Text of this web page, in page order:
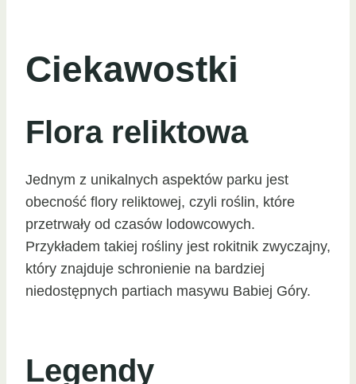
Ciekawostki
Flora reliktowa
Jednym z unikalnych aspektów parku jest
obecność flory reliktowej, czyli roślin, które
przetrwały od czasów lodowcowych.
Przykładem takiej rośliny jest rokitnik zwyczajny,
który znajduje schronienie na bardziej
niedostępnych partiach masywu Babiej Góry.
Legendy